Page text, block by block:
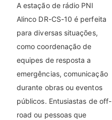
A estação de rádio PNI
Alinco DR-CS-10 é perfeita
para diversas situações,
como coordenação de
equipes de resposta a
emergências, comunicação
durante obras ou eventos
públicos. Entusiastas de off-
road ou pessoas que